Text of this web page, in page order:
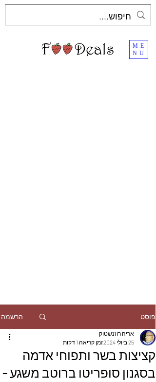
ME
NU
פוסט הרשמה
קציצות בשר ותפוחי אדמה
בסגנון סופריטו ברוטב משגע -
אריה רוזנשטוק
25 ביולי 2024
זמן קריאה 1 דקות